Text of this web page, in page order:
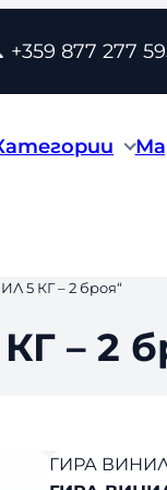
+359 877 277
5 КГ – 2 броя“
– 2
ГИРА ВИНИЛ